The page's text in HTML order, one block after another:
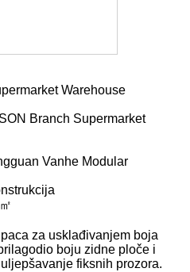
Warehouse
Branch Supermarket
Vanhe Modular
za usklađivanjem boja
boju zidne ploče i
fiksnih prozora.